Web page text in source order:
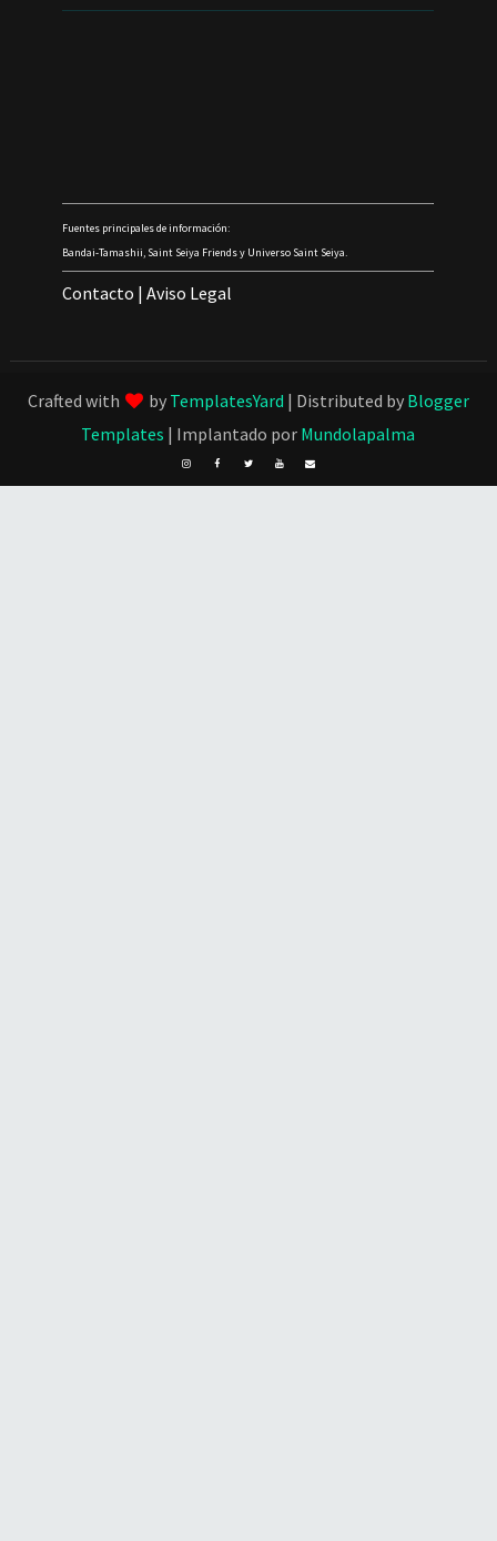
Fuentes principales de información:
Bandai-Tamashii, Saint Seiya Friends y Universo Saint Seiya.
Contacto |Aviso Legal
Crafted with by TemplatesYard | Distributed by Blogger
Templates | Implantado por Mundolapalma